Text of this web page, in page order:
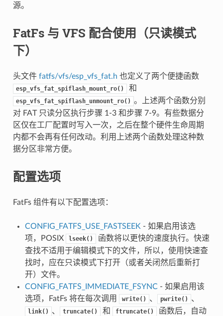
源。
FatFs 与 VFS 配合使用（只读模式
下）
头文件 fatfs/vfs/esp_vfs_fat.h 也定义了两个便捷函数
esp_vfs_fat_spiflash_mount_ro() 和
esp_vfs_fat_spiflash_unmount_ro() 。上述两个函数分别
对 FAT 只读分区执行步骤 1-3 和步骤 7-9。有些数据分
区仅在工厂配置时写入一次，之后在整个硬件生命周期
内都不会再有任何改动。利用上述两个函数处理这种数
据分区非常方便。
配置选项
FatFs 组件有以下配置选项：
CONFIG_FATFS_USE_FASTSEEK - 如果启用该选
项，POSIX
lseek()
函数将以更快的速度执行。快速
查找不适用于编辑模式下的文件，所以，使用快速查
找时，应在只读模式下打开（或者关闭然后重新打
开）文件。
CONFIG_FATFS_IMMEDIATE_FSYNC- 如果启用该
选项，FatFs 将在每次调用
write() 、 pwrite() 、
link() 、 truncate() 和 ftruncate()
函数后，自动